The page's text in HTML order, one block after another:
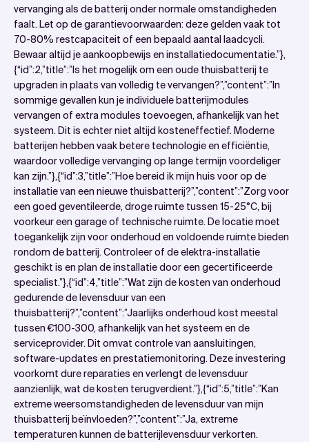
vervanging als de batterij onder normale omstandigheden
faalt. Let op de garantievoorwaarden: deze gelden vaak tot
70-80% restcapaciteit of een bepaald aantal laadcycli.
Bewaar altijd je aankoopbewijs en installatiedocumentatie.”},
{“id”:2,”title”:”Is het mogelijk om een oude thuisbatterij te
upgraden in plaats van volledig te vervangen?”,”content”:”In
sommige gevallen kun je individuele batterijmodules
vervangen of extra modules toevoegen, afhankelijk van het
systeem. Dit is echter niet altijd kosteneffectief. Moderne
batterijen hebben vaak betere technologie en efficiëntie,
waardoor volledige vervanging op lange termijn voordeliger
kan zijn.”},{“id”:3,”title”:”Hoe bereid ik mijn huis voor op de
installatie van een nieuwe thuisbatterij?”,”content”:”Zorg voor
een goed geventileerde, droge ruimte tussen 15-25°C, bij
voorkeur een garage of technische ruimte. De locatie moet
toegankelijk zijn voor onderhoud en voldoende ruimte bieden
rondom de batterij. Controleer of de elektra-installatie
geschikt is en plan de installatie door een gecertificeerde
specialist.”},{“id”:4,”title”:”Wat zijn de kosten van onderhoud
gedurende de levensduur van een
thuisbatterij?”,”content”:”Jaarlijks onderhoud kost meestal
tussen €100-300, afhankelijk van het systeem en de
serviceprovider. Dit omvat controle van aansluitingen,
software-updates en prestatiemonitoring. Deze investering
voorkomt dure reparaties en verlengt de levensduur
aanzienlijk, wat de kosten terugverdient.”},{“id”:5,”title”:”Kan
extreme weersomstandigheden de levensduur van mijn
thuisbatterij beïnvloeden?”,”content”:”Ja, extreme
temperaturen kunnen de batterijlevensduur verkorten.